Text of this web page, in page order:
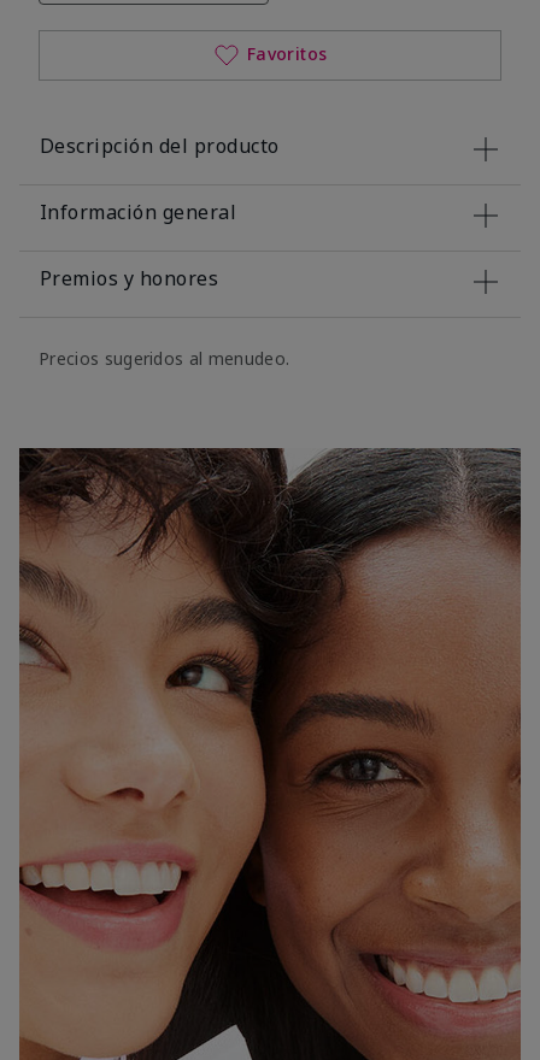
Favoritos
Descripción del producto
Información general
Premios y honores
Precios sugeridos al menudeo.